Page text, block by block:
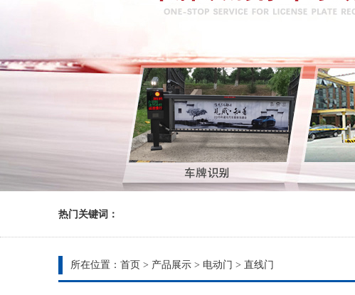
热门关键词：
所在位置： 首页 > 产品展示 > 电动门 > 直线门